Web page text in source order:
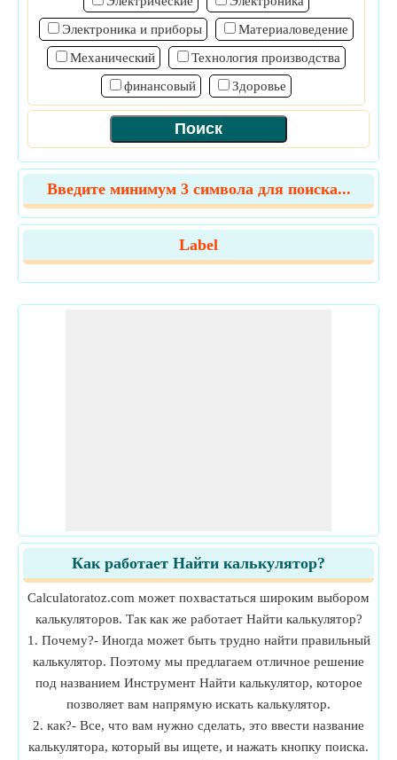
Электроника и приборы
Материаловедение
Механический
Технология производства
финансовый
Здоровье
Введите минимум 3 символа для поиска...
Label
Как работает Найти калькулятор?
Calculatoratoz.com может похвастаться широким выбором
калькуляторов. Так как же работает Найти калькулятор?
1. Почему?- Иногда может быть трудно найти правильный
калькулятор. Поэтому мы предлагаем отличное решение
под названием Инструмент Найти калькулятор, которое
позволяет вам напрямую искать калькулятор.
2. как?- Все, что вам нужно сделать, это ввести название
калькулятора, который вы ищете, и нажать кнопку поиска.